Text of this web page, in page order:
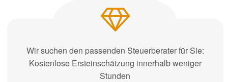
Wir suchen den passenden Steuerberater für Sie:
Kostenlose Ersteinschätzung innerhalb weniger
Stunden